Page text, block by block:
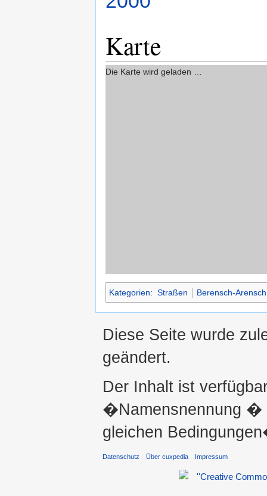
Karte
Die Karte wird geladen …
Kategorien: Straßen Berensch-Arensch
Diese Seite wurde
geändert.
Der Inhalt ist
�Namensnennung �
gleichen
Datenschutz Über cuxpedia Impressum